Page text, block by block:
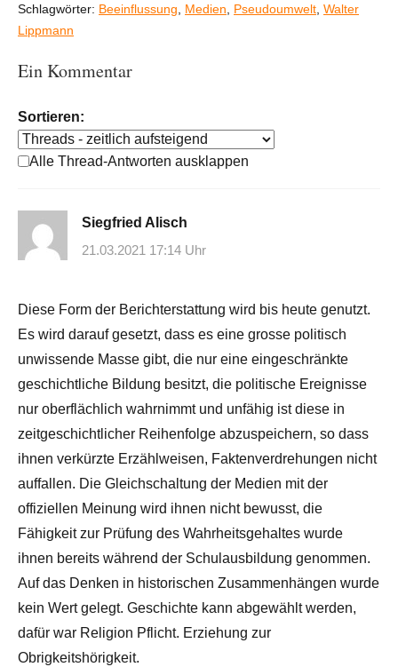
Schlagwörter: Beeinflussung Medien Pseudoumwelt Walter
Lippmann
Ein Kommentar
Sortieren:
Alle Thread-Antworten ausklappen
Siegfried Alisch
21.03.2021 17:14 Uhr
Diese Form der Berichterstattung wird bis heute genutzt.
Es wird darauf gesetzt, dass es eine grosse politisch
unwissende Masse gibt, die nur eine eingeschränkte
geschichtliche Bildung besitzt, die politische Ereignisse
nur oberflächlich wahrnimmt und unfähig ist diese in
zeitgeschichtlicher Reihenfolge abzuspeichern, so dass
ihnen verkürzte Erzählweisen, Faktenverdrehungen nicht
auffallen. Die Gleichschaltung der Medien mit der
offiziellen Meinung wird ihnen nicht bewusst, die
Fähigkeit zur Prüfung des Wahrheitsgehaltes wurde
ihnen bereits während der Schulausbildung genommen.
Auf das Denken in historischen Zusammenhängen wurde
kein Wert gelegt. Geschichte kann abgewählt werden,
dafür war Religion Pflicht. Erziehung zur
Obrigkeitshörigkeit.